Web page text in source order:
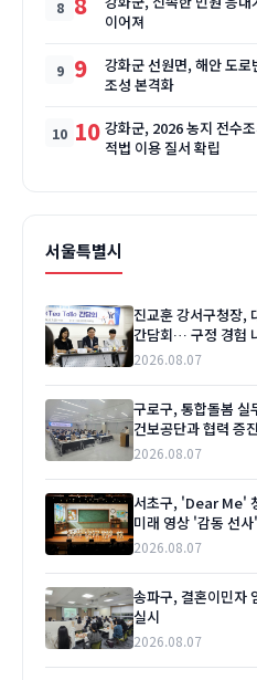
이어져
9
강화군 선원면, 해안 도
조성 본격화
10 강화군, 2026 농지 전수
적법 이용 질서 확립
서울특별시
진교훈 강서구청장,
간담회… 구정 경험
2026.08.07
구로구, 통합돌봄 실
건보공단과 협력 증진
2026.08.07
서초구, 'Dear Me'
미래 영상 '감동 선사'
2026.08.07
송파구, 결혼이민자
실시
2026.08.07